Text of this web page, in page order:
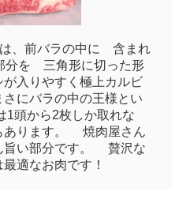
、前バラの中に 含まれ
分を 三角形に切った形
入りやすく極上カルビ
にバラの中の王様とい
頭から2枚しか取れな
あります。 焼肉屋さん
旨い部分です。 贅沢な
適なお肉です！